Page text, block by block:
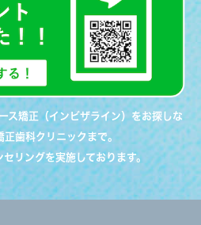
ス矯正（インビザライン）をお探しな
正歯科クリニックまで。
リングを実施しております。